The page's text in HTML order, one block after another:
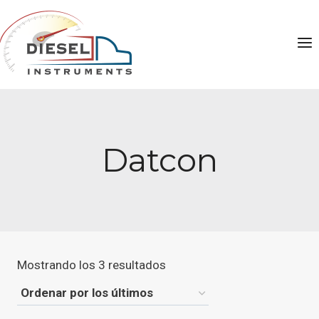
Saltar
al
contenido
Datcon
Mostrando los 3 resultados
los